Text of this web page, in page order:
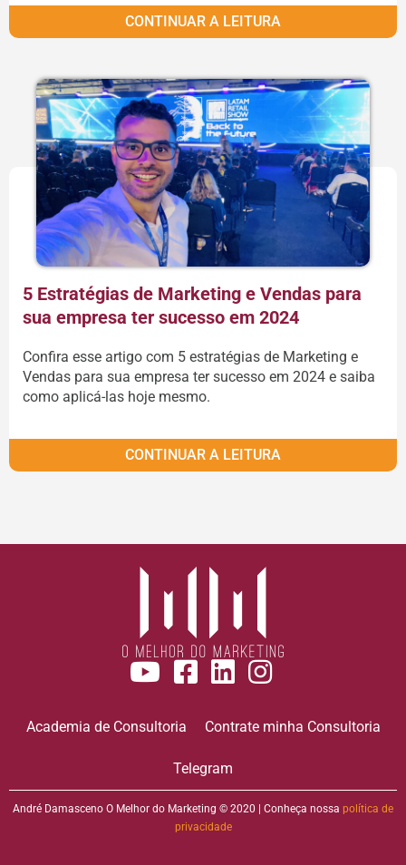
CONTINUAR A LEITURA
5 Estratégias de Marketing e Vendas para
sua empresa ter sucesso em 2024
Confira esse artigo com 5 estratégias de Marketing e
Vendas para sua empresa ter sucesso em 2024 e saiba
como aplicá-las hoje mesmo.
CONTINUAR A LEITURA
Academia de Consultoria Contrate minha Consultoria
Telegram
André Damasceno O Melhor do Marketing © 2020 | Conheça nossa política de
privacidade